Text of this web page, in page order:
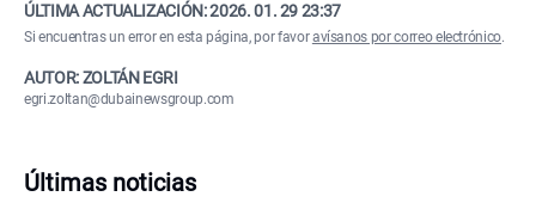
ÚLTIMA ACTUALIZACIÓN:2026. 01. 29 23:37
Si encuentras un error en esta página, por favoravísanos por correo electrónico.
AUTOR: ZOLTÁN EGRI
egri.zoltan@dubainewsgroup.com
Últimas noticias